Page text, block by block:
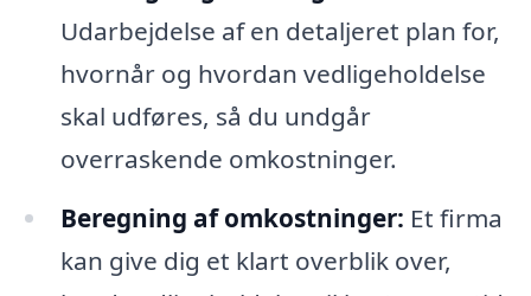
Udarbejdelse af en detaljeret plan for,
hvornår og hvordan vedligeholdelse
skal udføres, så du undgår
overraskende omkostninger.
Beregning af omkostninger: Et firma
kan give dig et klart overblik over,